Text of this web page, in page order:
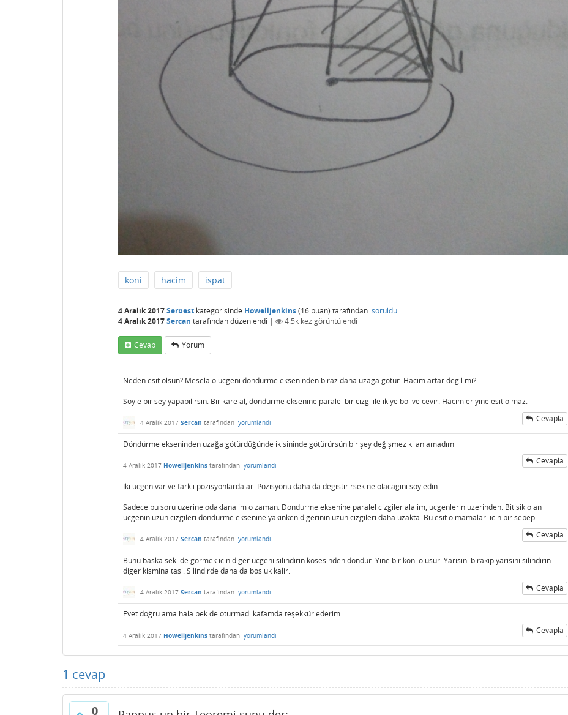
koni hacim ispat
4 Aralık 2017Serbest kategorisinde Howelljenkins(16 puan) tarafından soruldu
4 Aralık 2017Sercan tarafındandüzenlendi | 4.5k kez görüntülendi
Cevap Yorum
Neden esit olsun? Mesela o ucgeni dondurme ekseninden biraz daha uzaga gotur. Hacim artar degil mi?
Soyle bir sey yapabilirsin. Bir kare al, dondurme eksenine paralel bir cizgi ile ikiye bol ve cevir. Hacimler yine esit olmaz.
4 Aralık 2017 Sercan tarafından yorumlandı Cevapla
Döndürme ekseninden uzağa götürdüğünde ikisininde götürürsün bir şey değişmez ki anlamadım
4 Aralık 2017 Howelljenkins tarafından yorumlandı Cevapla
Iki ucgen var ve farkli pozisyonlardalar. Pozisyonu daha da degistirirsek ne olacagini soyledin.
Sadece bu soru uzerine odaklanalim o zaman. Dondurme eksenine paralel cizgiler alalim, ucgenlerin uzerinden. Bitisik olan
ucgenin uzun cizgileri dondurme eksenine yakinken digerinin uzun cizgileri daha uzakta. Bu esit olmamalari icin bir sebep.
4 Aralık 2017 Sercan tarafından yorumlandı Cevapla
Bunu baska sekilde gormek icin diger ucgeni silindirin kosesinden dondur. Yine bir koni olusur. Yarisini birakip yarisini silindirin
diger kismina tasi. Silindirde daha da bosluk kalir.
4 Aralık 2017 Sercan tarafından yorumlandı Cevapla
Evet doğru ama hala pek de oturmadı kafamda teşekkür ederim
4 Aralık 2017 Howelljenkins tarafından yorumlandı Cevapla
1 cevap
0